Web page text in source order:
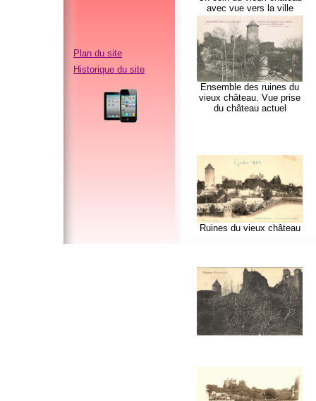
Plan du site
Historique du site
avec vue vers la ville
Ensemble des ruines du
vieux château. Vue prise
du château actuel
Ruines du vieux château